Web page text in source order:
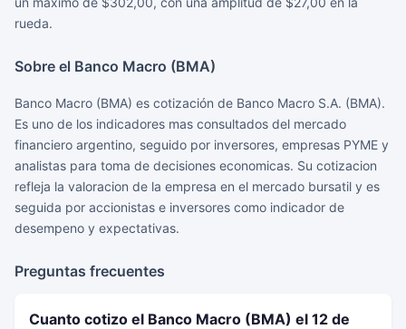
rueda.
Sobre el Banco Macro (BMA)
Banco Macro (BMA) es cotización de Banco Macro S.A. (BMA).
Es uno de los indicadores mas consultados del mercado
financiero argentino, seguido por inversores, empresas PYME y
analistas para toma de decisiones economicas. Su cotizacion
refleja la valoracion de la empresa en el mercado bursatil y es
seguida por accionistas e inversores como indicador de
desempeno y expectativas.
Preguntas frecuentes
Cuanto cotizo el Banco Macro (BMA) el 12 de